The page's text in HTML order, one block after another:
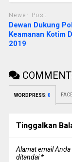
Newer Post
Dewan Dukung
Keamanan Kotim
2019
WORDPRESS: 0
Tinggalkan
Alamat email
ditandai*